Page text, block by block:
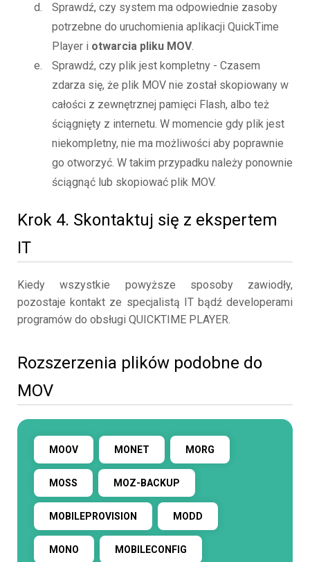
Sprawdź, czy system ma odpowiednie zasoby
potrzebne do uruchomienia aplikacji QuickTime
Player i otwarcia pliku MOV.
Sprawdź, czy plik jest kompletny - Czasem
zdarza się, że plik MOV nie został skopiowany w
całości z zewnętrznej pamięci Flash, albo też
ściągnięty z internetu. W momencie gdy plik jest
niekompletny, nie ma możliwości aby poprawnie
go otworzyć. W takim przypadku należy ponownie
ściągnąć lub skopiować plik MOV.
Krok 4. Skontaktuj się z ekspertem
IT
Kiedy wszystkie powyższe sposoby zawiodły,
pozostaje kontakt ze specjalistą IT bądź developerami
programów do obsługi QUICKTIME PLAYER.
Rozszerzenia plików podobne do
MOV
MOOV MONET MORG
MOSS MOZ-BACKUP
MOBILEPROVISION MODD
MONO MOBILECONFIG